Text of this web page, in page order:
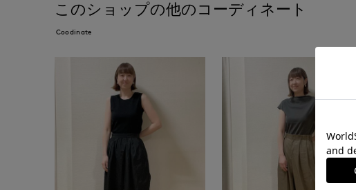
このショップの他のコーディネート
Coodinate